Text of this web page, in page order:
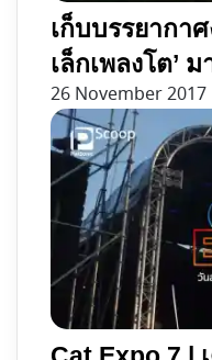
เก็บบรรยากา
เล็กเพลงโต’ ม
26 November 2017